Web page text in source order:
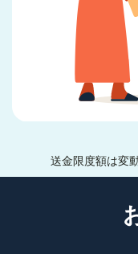
送金限度額は変